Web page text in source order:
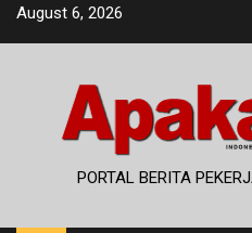
SkipAugust 6, 2026
PORTAL BERITA